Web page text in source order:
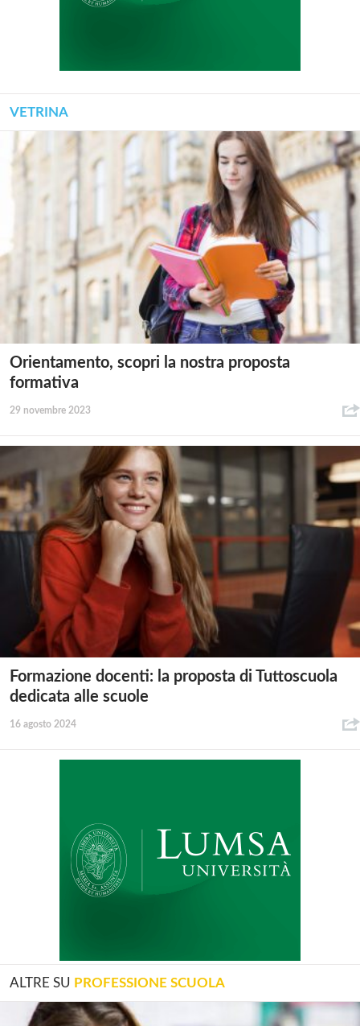
VETRINA
Orientamento, scopri la nostra proposta
formativa
29 novembre 2023
Formazione docenti: la proposta di Tuttoscuola
dedicata alle scuole
16 agosto 2024
ALTRE SU PROFESSIONE SCUOLA